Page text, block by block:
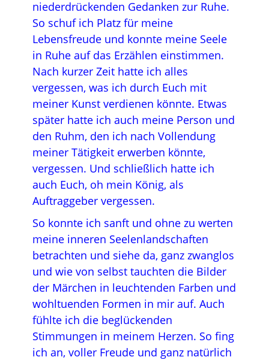
niederdrückenden Gedanken zur Ruhe.
So schuf ich Platz für meine
Lebensfreude und konnte meine Seele
in Ruhe auf das Erzählen einstimmen.
Nach kurzer Zeit hatte ich alles
vergessen, was ich durch Euch mit
meiner Kunst verdienen könnte. Etwas
später hatte ich auch meine Person und
den Ruhm, den ich nach Vollendung
meiner Tätigkeit erwerben könnte,
vergessen. Und schließlich hatte ich
auch Euch, oh mein König, als
Auftraggeber vergessen.
So konnte ich sanft und ohne zu werten
meine inneren Seelenlandschaften
betrachten und siehe da, ganz zwanglos
und wie von selbst tauchten die Bilder
der Märchen in leuchtenden Farben und
wohltuenden Formen in mir auf. Auch
fühlte ich die beglückenden
Stimmungen in meinem Herzen. So fing
ich an, voller Freude und ganz natürlich